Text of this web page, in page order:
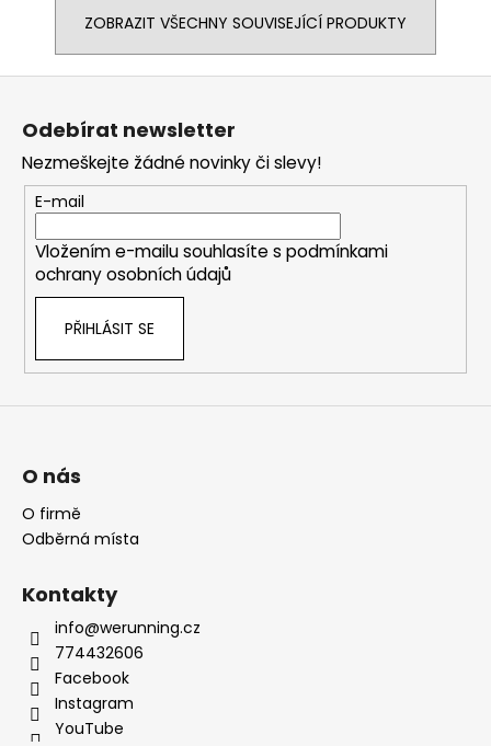
ZOBRAZIT VŠECHNY SOUVISEJÍCÍ PRODUKTY
Odebírat newsletter
Nezmeškejte žádné novinky či slevy!
E-mail
Vložením e-mailu souhlasíte s podmínkami
ochrany osobních údajů
PŘIHLÁSIT SE
O nás
O firmě
Odběrná místa
Kontakty
info@werunning.cz
774432606
Facebook
Instagram
YouTube